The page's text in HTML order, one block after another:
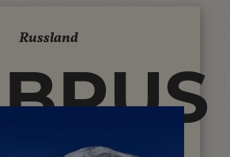
Russland